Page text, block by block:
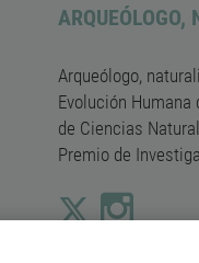
ARQUEÓLOGO,
Arqueólogo,
Evolución
de Ciencias
Premio de